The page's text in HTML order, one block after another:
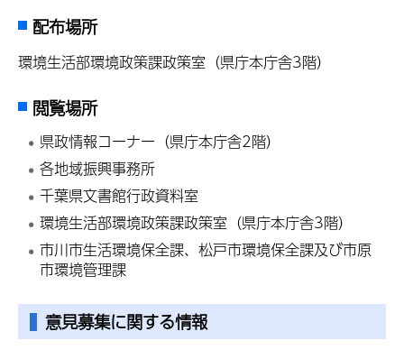
配布場所
環境生活部環境政策課政策室（県庁本庁舎3階）
閲覧場所
県政情報コーナー（県庁本庁舎2階）
各地域振興事務所
千葉県文書館行政資料室
環境生活部環境政策課政策室（県庁本庁舎3階）
市川市生活環境保全課、松戸市環境保全課及び市原
市環境管理課
意見募集に関する情報